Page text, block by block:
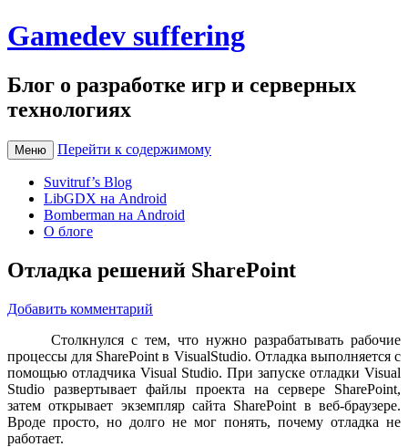
Gamedev suffering
Блог о разработке игр и серверных
технологиях
Меню Перейти к содержимому
Suvitruf’s Blog
LibGDX на Android
Bomberman на Android
О блоге
Отладка решений SharePoint
Добавить комментарий
Столкнулся с тем, что нужно разрабатывать рабочие
процессы для SharePoint в VisualStudio. Отладка выполняется с
помощью отладчика Visual Studio. При запуске отладки Visual
Studio развертывает файлы проекта на сервере SharePoint,
затем открывает экземпляр сайта SharePoint в веб-браузере.
Вроде просто, но долго не мог понять, почему отладка не
работает.